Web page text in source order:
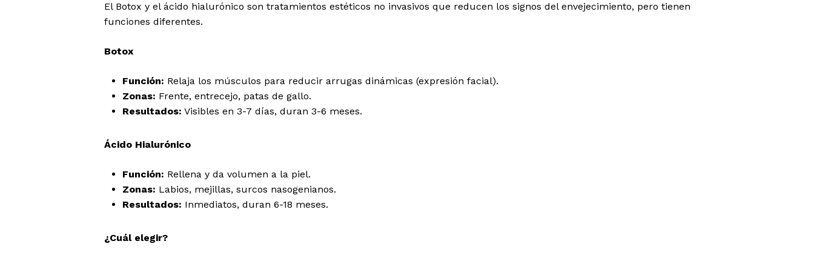
El Botox y el ácido hialurónico son tratamientos estéticos no invasivos que reducen los signos del envejecimiento, pero tienen
funciones diferentes.
Botox
Función: Relaja los músculos para reducir arrugas dinámicas (expresión facial).
Zonas: Frente, entrecejo, patas de gallo.
Resultados: Visibles en 3-7 días, duran 3-6 meses.
Ácido Hialurónico
Función: Rellena y da volumen a la piel.
Zonas: Labios, mejillas, surcos nasogenianos.
Resultados: Inmediatos, duran 6-18 meses.
¿Cuál elegir?